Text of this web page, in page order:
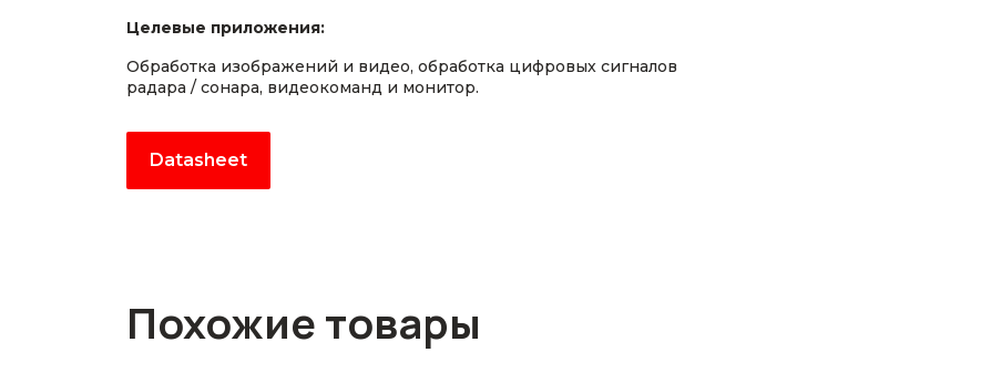
Целевые приложения:
Обработка изображений и видео, обработка цифровых сигналов
радара / сонара, видеокоманд и монитор.
Datasheet
Похожие товары